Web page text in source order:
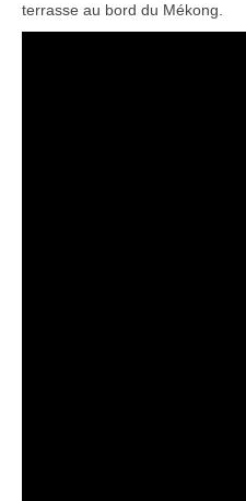
terrasse au bord du Mékong.